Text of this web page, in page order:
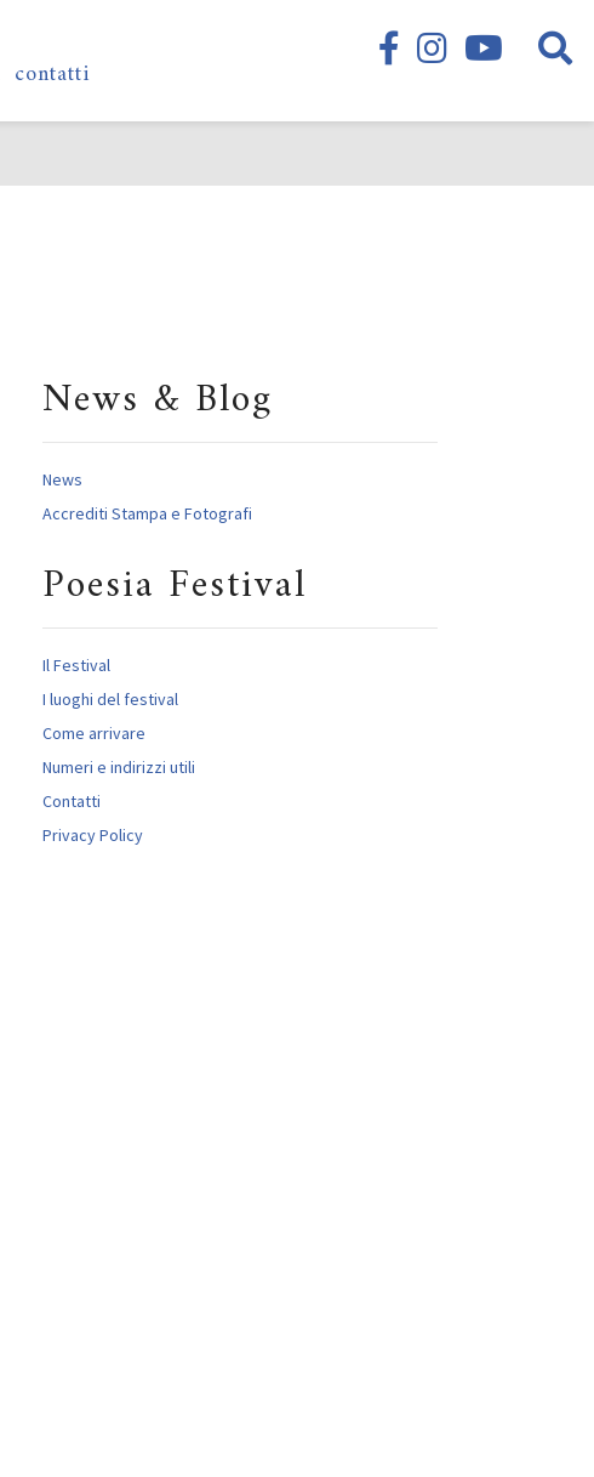
contatti
News & Blog
News
Accrediti Stampa e Fotografi
Poesia Festival
Il Festival
I luoghi del festival
Come arrivare
Numeri e indirizzi utili
Contatti
Privacy Policy